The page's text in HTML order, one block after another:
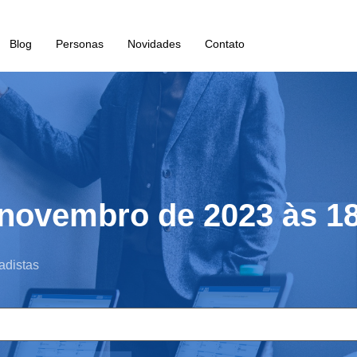
Blog Personas Novidades Contato
de 2023 às